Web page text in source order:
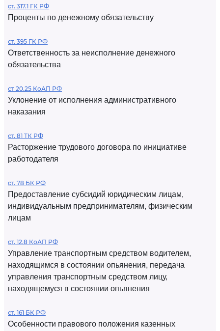
ст. 317.1 ГК РФ
Проценты по денежному обязательству
ст. 395 ГК РФ
Ответственность за неисполнение денежного
обязательства
ст 20.25 КоАП РФ
Уклонение от исполнения административного
наказания
ст. 81 ТК РФ
Расторжение трудового договора по инициативе
работодателя
ст. 78 БК РФ
Предоставление субсидий юридическим лицам,
индивидуальным предпринимателям, физическим
лицам
ст. 12.8 КоАП РФ
Управление транспортным средством водителем,
находящимся в состоянии опьянения, передача
управления транспортным средством лицу,
находящемуся в состоянии опьянения
ст. 161 БК РФ
Особенности правового положения казенных